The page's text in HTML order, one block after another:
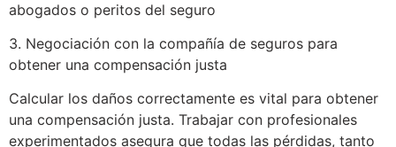
abogados o peritos del seguro
3. Negociación con la compañía de seguros para
obtener una compensación justa
Calcular los daños correctamente es vital para obtener
una compensación justa. Trabajar con profesionales
experimentados asegura que todas las pérdidas, tanto